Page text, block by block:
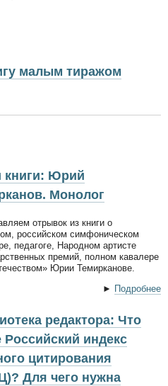
малым тиражом
книги: Юрий
Монолог
отрывок из книги о
российском симфоническом
педагоге, Народном артисте
премий, полном кавалере
Юрии Темирканове.
► Подробнее
редактора: Что
Российский индекс
цитирования
Для чего нужна